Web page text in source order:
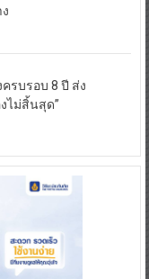
รบรอบ 8 ปี ส่ง
ไม่สิ้นสุด”